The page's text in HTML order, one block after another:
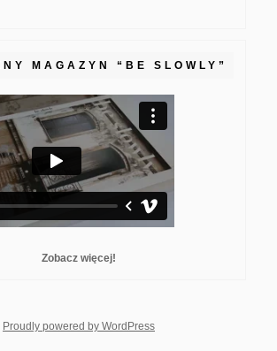
MAGAZYN “BE SLOWLY”
Zobacz więcej!
Proudly powered by WordPresswhois: Nuno Sarmento